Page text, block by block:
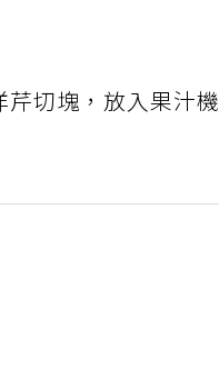
切塊，放入果汁